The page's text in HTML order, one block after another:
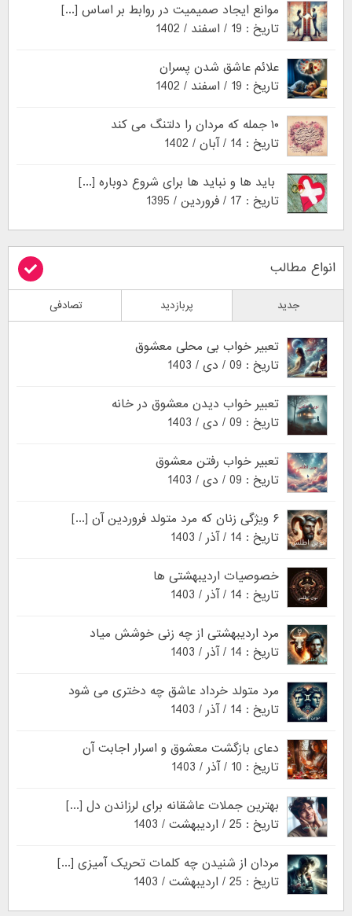
موانع ایجاد صمیمیت در روابط بر اساس [...]
تاریخ : 19 / اسفند / 1402
علائم عاشق شدن پسران
تاریخ : 19 / اسفند / 1402
۱۰ جمله که مردان را دلتنگ می کند
تاریخ : 14 / آبان / 1402
باید ها و نباید ها برای شروع دوباره [...]
تاریخ : 17 / فروردین / 1395
انواع مطالب
جدید پربازدید تصادفی
تعبیر خواب بی محلی معشوق
تاریخ : 09 / دی / 1403
تعبیر خواب دیدن معشوق در خانه
تاریخ : 09 / دی / 1403
تعبیر خواب رفتن معشوق
تاریخ : 09 / دی / 1403
۶ ویژگی زنان که مرد متولد فروردین آن [...]
تاریخ : 14 / آذر / 1403
خصوصیات اردیبهشتی ها
تاریخ : 14 / آذر / 1403
مرد اردیبهشتی از چه زنی خوشش میاد
تاریخ : 14 / آذر / 1403
مرد متولد خرداد عاشق چه دختری می شود
تاریخ : 14 / آذر / 1403
دعای بازگشت معشوق و اسرار اجابت آن
تاریخ : 10 / آذر / 1403
بهترین جملات عاشقانه برای لرزاندن دل [...]
تاریخ : 25 / اردیبهشت / 1403
مردان از شنیدن چه کلمات تحریک آمیزی [...]
تاریخ : 25 / اردیبهشت / 1403